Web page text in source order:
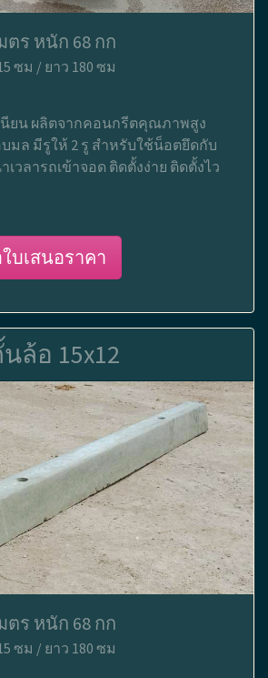
ตร หนัก 68 กก
ซม / ยาว 180 ซม
นียน ผลิตจากคอนกรีตคุณภาพสูง
มล มีรูให้ 2 รู สำหรับใช้น็อตยึดกับ
วลารถเข้าจอด ติดตั้งง่าย ติดตั้งไว
บเสนอราคา
ล้อ 15x12
ตร หนัก 68 กก
ซม / ยาว 180 ซม